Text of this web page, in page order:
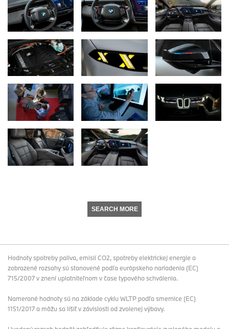
SEARCH MORE
Hodnoty spotreby paliva, emisií CO2, spotreby elektrickej energie a
zobrazené rozsahy sú stanovené podľa európskeho nariadenia (EC)
715/2007 v znení uplatniteľnom v čase typového schválenia.
Namerané hodnoty sú na základe cyklu WLTP podľa smernice (EC)
1151/2017 a môžu sa líšiť v závislosti od zvolenej výbavy.